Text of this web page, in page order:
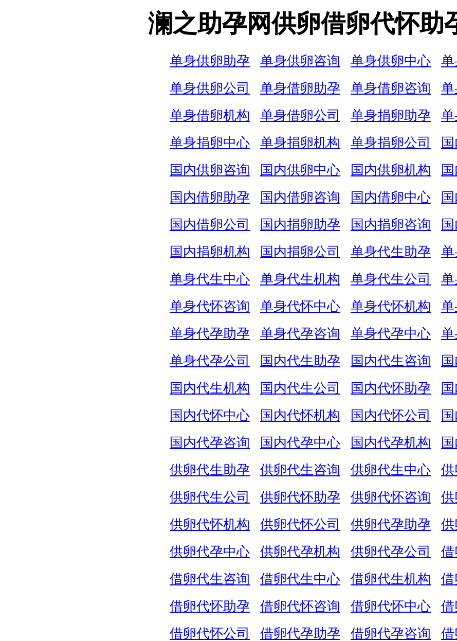
澜之助孕网供卵借卵代怀助
单身供卵助孕 单身供卵咨询 单身供卵中心
单
单身供卵公司
单身借卵助孕 单身借卵咨询
单身借卵机构
单身借卵公司 单身捐卵助孕
单
单身捐卵中心
单身捐卵机构 单身捐卵公司
国内供卵咨询
国内供卵中心 国内供卵机构
国内借卵助孕
国内借卵咨询 国内借卵中心
国内借卵公司
国内捐卵助孕 国内捐卵咨询
国内捐卵机构
国内捐卵公司 单身代生助孕
单
单身代生中心
单身代生机构 单身代生公司
单身代怀咨询
单身代怀中心 单身代怀机构
单
单身代孕助孕
单身代孕咨询 单身代孕中心
单
单身代孕公司
国内代生助孕 国内代生咨询
国内代生机构
国内代生公司 国内代怀助孕
国内代怀中心
国内代怀机构 国内代怀公司
国内代孕咨询
国内代孕中心 国内代孕机构
供卵代生助孕
供卵代生咨询 供卵代生中心
供
供卵代生公司
供卵代怀助孕 供卵代怀咨询
供卵代怀机构
供卵代怀公司 供卵代孕助孕
供
供卵代孕中心
供卵代孕机构 供卵代孕公司
借卵代生咨询
借卵代生中心 借卵代生机构
借
借卵代怀助孕
借卵代怀咨询 借卵代怀中心
借
借卵代怀公司
借卵代孕助孕 借卵代孕咨询